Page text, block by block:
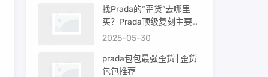
找Prada的“歪货”去哪里
买？Prada顶级复刻主要渠
道盘点
2025-05-30
prada包包最强歪货 | 歪货
包包推荐